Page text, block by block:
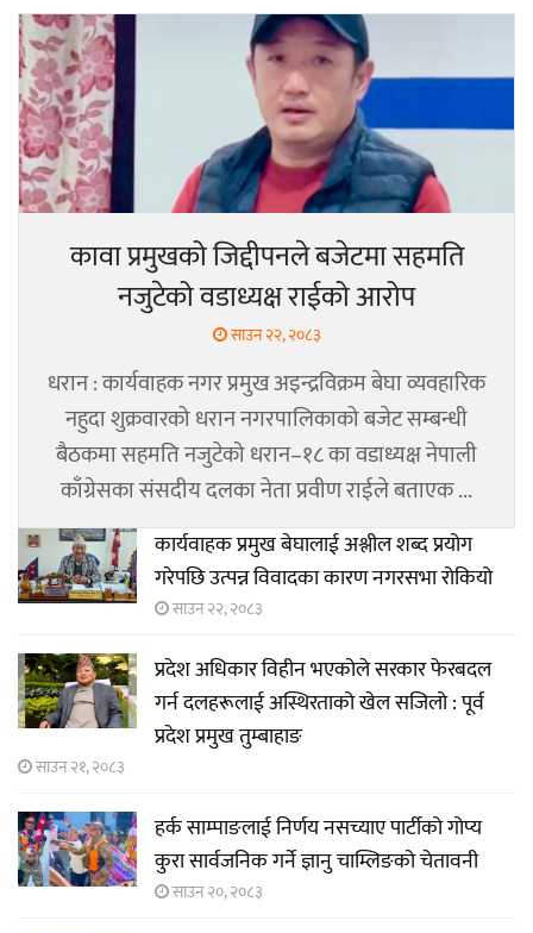
कावा प्रमुखको जिद्दीपनले बजेटमा सहमति
नजुटेको वडाध्यक्ष राईको आरोप
साउन २२, २०८३
धरान : कार्यवाहक नगर प्रमुख अइन्द्रविक्रम बेघा व्यवहारिक
नहुदा शुक्रवारको धरान नगरपालिकाको बजेट सम्बन्धी
बैठकमा सहमति नजुटेको धरान–१८ का वडाध्यक्ष नेपाली
काँग्रेसका संसदीय दलका नेता प्रवीण राईले बताएक ...
कार्यवाहक प्रमुख बेघालाई अश्लील शब्द प्रयोग
गरेपछि उत्पन्न विवादका कारण नगरसभा रोकियो
साउन २२, २०८३
प्रदेश अधिकार विहीन भएकोले सरकार फेरबदल
गर्न दलहरूलाई अस्थिरताको खेल सजिलो : पूर्व
प्रदेश प्रमुख तुम्बाहाङ
साउन २१, २०८३
हर्क साम्पाङलाई निर्णय नसच्याए पार्टीको गोप्य
कुरा सार्वजनिक गर्ने ज्ञानु चाम्लिङको चेतावनी
साउन २०, २०८३